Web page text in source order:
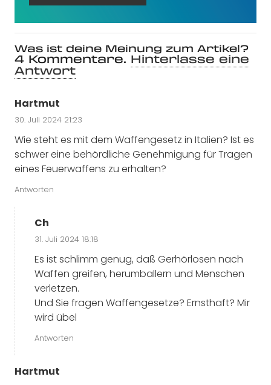
Was ist deine Meinung zum Artikel?
4 Kommentare. Hinterlasse eine
Antwort
Hartmut
30. Juli 2024 21:23
Wie steht es mit dem Waffengesetz in Italien? Ist es
schwer eine behördliche Genehmigung für Tragen
eines Feuerwaffens zu erhalten?
Antworten
Ch
31. Juli 2024 18:18
Es ist schlimm genug, daß Gerhörlosen nach
Waffen greifen, herumballern und Menschen
verletzen.
Und Sie fragen Waffengesetze? Ernsthaft? Mir
wird übel
Antworten
Hartmut